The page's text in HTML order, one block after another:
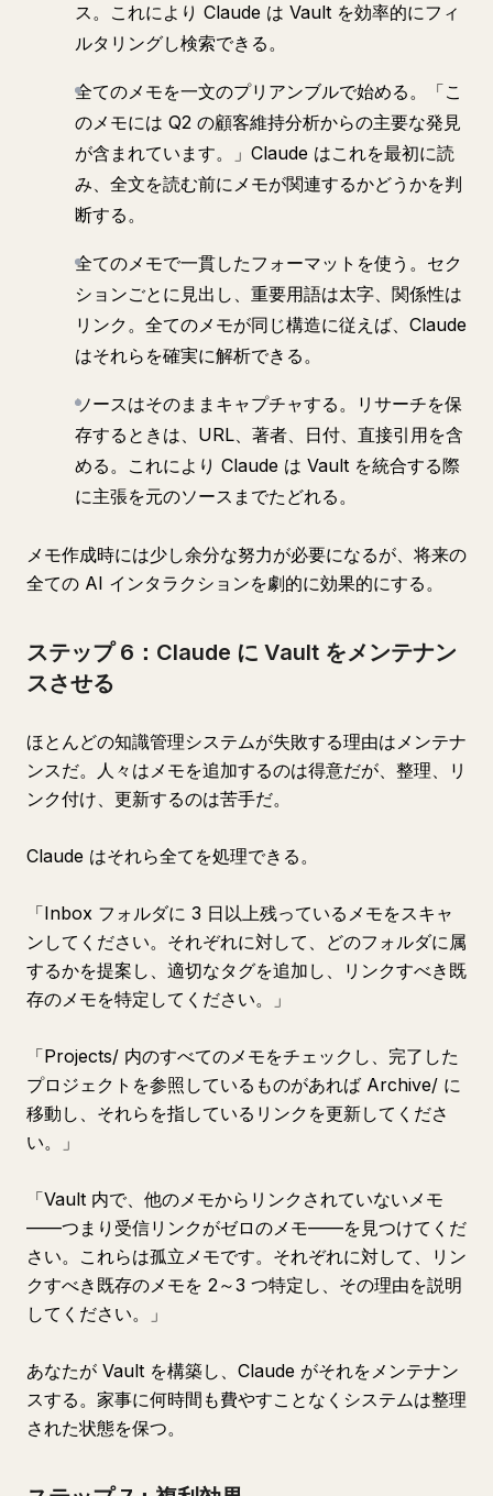
ス。これにより Claude は Vault を効率的にフィ
ルタリングし検索できる。
全てのメモを一文のプリアンブルで始める。「こ
のメモには Q2 の顧客維持分析からの主要な発見
が含まれています。」Claude はこれを最初に読
み、全文を読む前にメモが関連するかどうかを判
断する。
全てのメモで一貫したフォーマットを使う。セク
ションごとに見出し、重要用語は太字、関係性は
リンク。全てのメモが同じ構造に従えば、Claude
はそれらを確実に解析できる。
ソースはそのままキャプチャする。リサーチを保
存するときは、URL、著者、日付、直接引用を含
める。これにより Claude は Vault を統合する際
に主張を元のソースまでたどれる。
メモ作成時には少し余分な努力が必要になるが、将来の
全ての AI インタラクションを劇的に効果的にする。
ステップ 6：Claude に Vault をメンテナン
スさせる
ほとんどの知識管理システムが失敗する理由はメンテナ
ンスだ。人々はメモを追加するのは得意だが、整理、リ
ンク付け、更新するのは苦手だ。
Claude はそれら全てを処理できる。
「Inbox フォルダに 3 日以上残っているメモをスキャ
ンしてください。それぞれに対して、どのフォルダに属
するかを提案し、適切なタグを追加し、リンクすべき既
存のメモを特定してください。」
「Projects/ 内のすべてのメモをチェックし、完了した
プロジェクトを参照しているものがあれば Archive/ に
移動し、それらを指しているリンクを更新してくださ
い。」
「Vault 内で、他のメモからリンクされていないメモ
——つまり受信リンクがゼロのメモ——を見つけてくだ
さい。これらは孤立メモです。それぞれに対して、リン
クすべき既存のメモを 2～3 つ特定し、その理由を説明
してください。」
あなたが Vault を構築し、Claude がそれをメンテナン
スする。家事に何時間も費やすことなくシステムは整理
された状態を保つ。